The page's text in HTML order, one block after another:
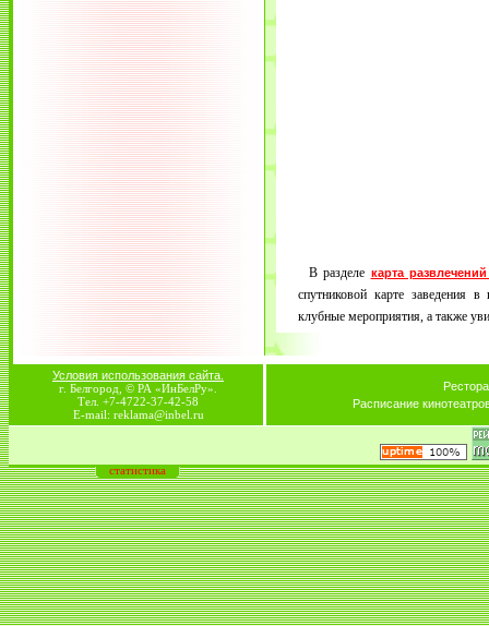
В разделе карта
спутниковой карте заведения
клубные мероприятия, а также
Условия использования сайта.
г. Белгород, © РА «ИнБелРу».
Тел. +7-4722-37-42-58
E-mail: reklama@inbel.ru
Расписание
статистика